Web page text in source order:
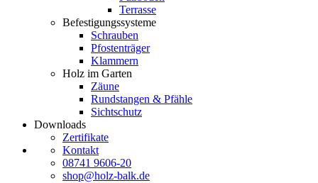
Terrasse
Befestigungssysteme
Schrauben
Pfostenträger
Klammern
Holz im Garten
Zäune
Rundstangen & Pfähle
Sichtschutz
Downloads
Zertifikate
Kontakt
08741 9606-20
shop@holz-balk.de